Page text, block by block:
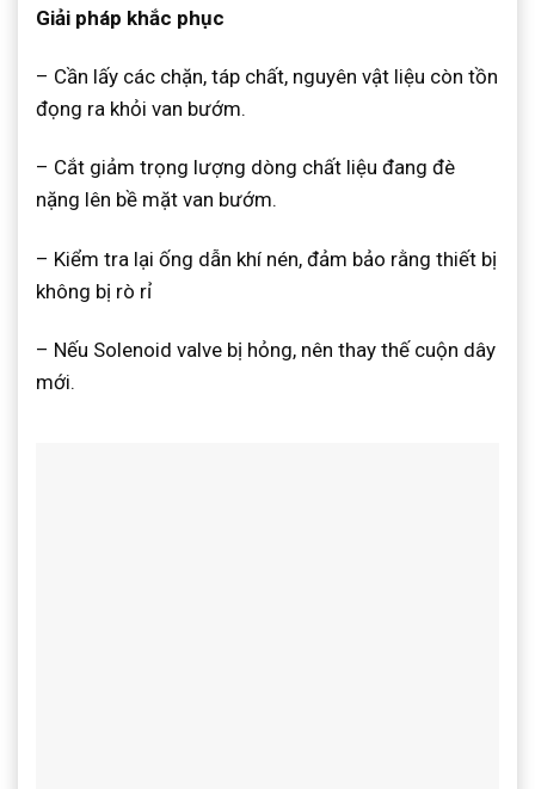
Giải pháp khắc phục
– Cần lấy các chặn, táp chất, nguyên vật liệu còn tồn
đọng ra khỏi van bướm.
– Cắt giảm trọng lượng dòng chất liệu đang đè
nặng lên bề mặt van bướm.
– Kiểm tra lại ống dẫn khí nén, đảm bảo rằng thiết bị
không bị rò rỉ
– Nếu Solenoid valve bị hỏng, nên thay thế cuộn dây
mới.